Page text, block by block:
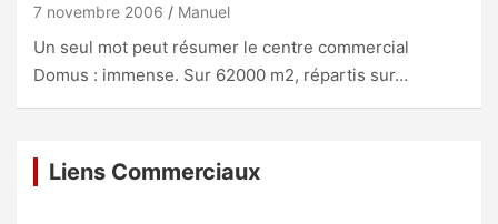
7 novembre 2006 Manuel
Un seul mot peut résumer le centre commercial
Domus : immense. Sur 62000 m2, répartis sur…
Liens Commerciaux